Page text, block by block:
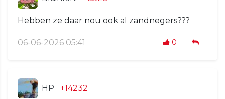
Hebben ze daar nou ook al zandnegers???
06-06-2026 05:41 0
HP +14232